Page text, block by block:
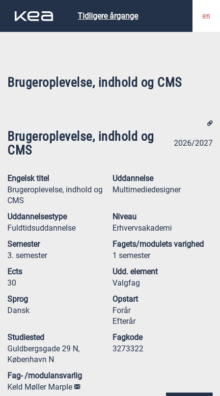
Tidligere årgange en
Brugeroplevelse, indhold og CMS
Brugeroplevelse, indhold og
CMS
2026/2027
Engelsk titel
Brugeroplevelse, indhold og
CMS
Uddannelse
Multimediedesigner
Uddannelsestype
Fuldtidsuddannelse
Niveau
Erhvervsakademi
Semester
3. semester
Fagets/modulets varighed
1 semester
Ects
30
Udd. element
Valgfag
Sprog
Dansk
Opstart
Forår
Efterår
Studiested
Guldbergsgade 29 N,
København N
Fagkode
3273322
Fag- /modulansvarlig
Keld Møller Marple